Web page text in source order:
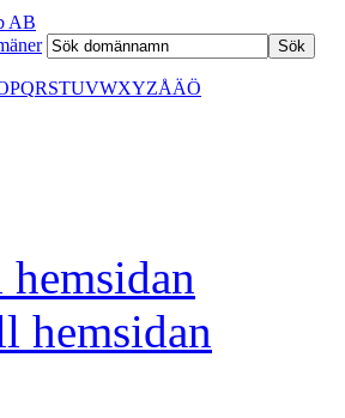
AB
PQRSTUVWXYZÅÄÖ
hemsidan